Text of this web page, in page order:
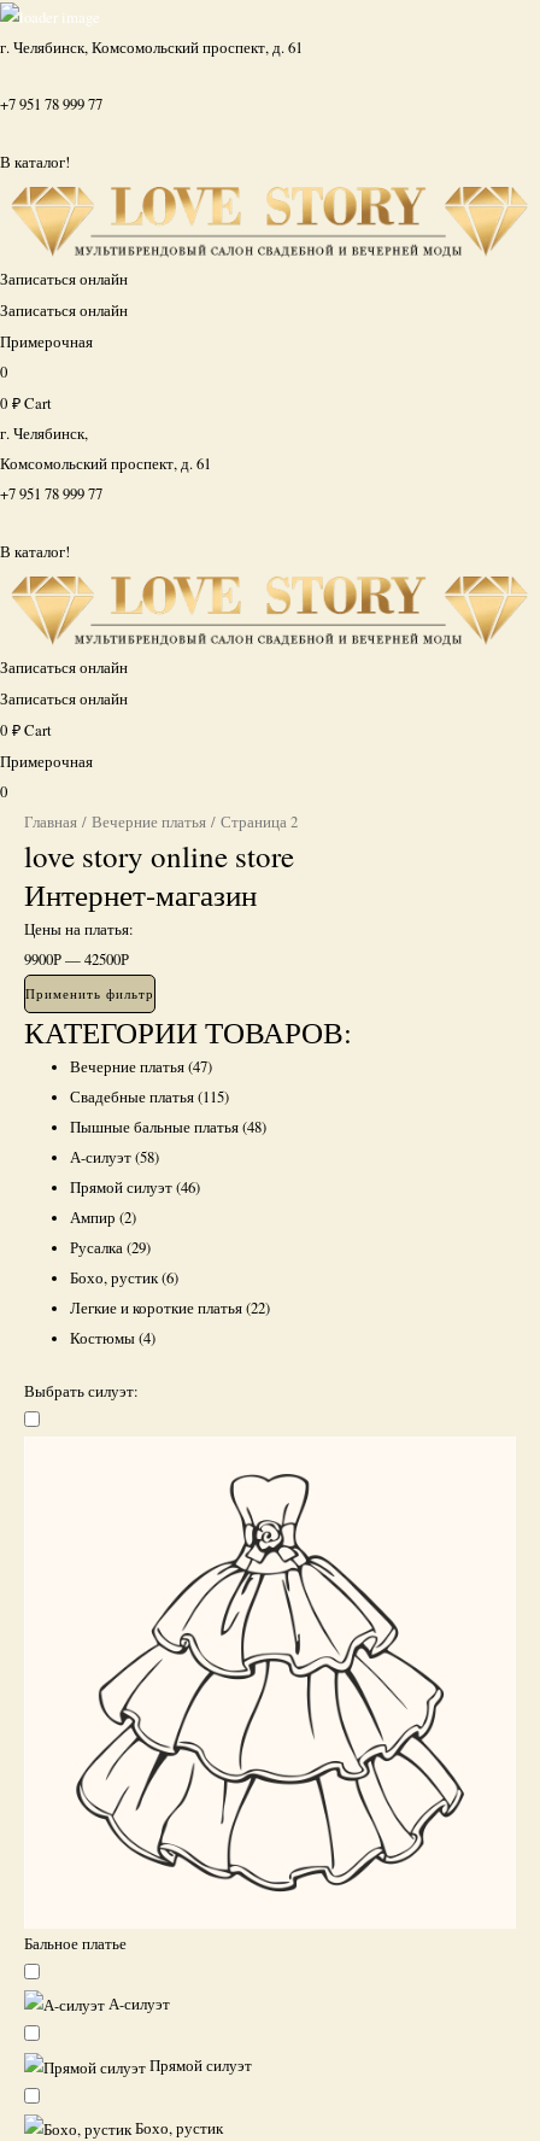
г. Челябинск, Комсомольский проспект, д. 61
+7 951 78 999 77
В каталог!
Записаться онлайн
Записаться онлайн
Примерочная
0
0 ₽Cart
г. Челябинск,
Комсомольский проспект, д. 61
+7 951 78 999 77
В каталог!
Записаться онлайн
Записаться онлайн
0 ₽Cart
Примерочная
0
Главная / Вечерние платья / Страница 2
love story online store
Интернет-магазин
Цены на платья:
9900Р—42500Р
Применить фильтр
КАТЕГОРИИ ТОВАРОВ:
Вечерние платья(47)
Свадебные платья(115)
Пышные бальные платья(48)
А-силуэт(58)
Прямой силуэт(46)
Ампир(2)
Русалка(29)
Бохо, рустик(6)
Легкие и короткие платья(22)
Костюмы(4)
Выбрать силуэт:
Бальное платье
А-силуэт
Прямой силуэт
Бохо, рустик